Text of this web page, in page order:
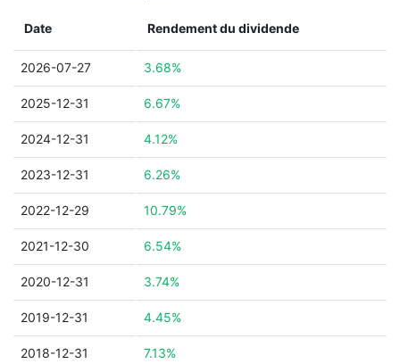
Date Rendement du dividende
2026-07-27 3.68%
2025-12-31 6.67%
2024-12-31 4.12%
2023-12-31 6.26%
2022-12-29 10.79%
2021-12-30 6.54%
2020-12-31 3.74%
2019-12-31 4.45%
2018-12-31 7.13%